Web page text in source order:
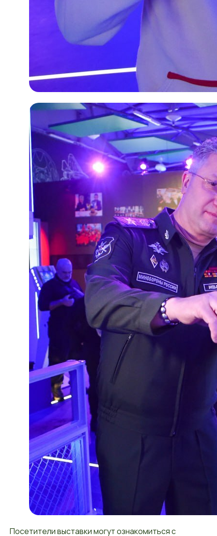
Посетители выставки могут ознакомиться с